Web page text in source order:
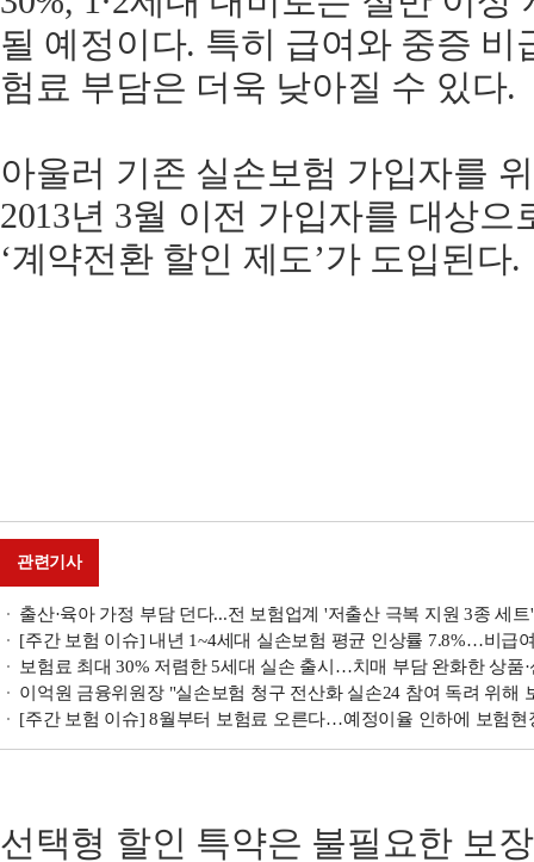
될 예정이다. 특히 급여와 중증 비
험료 부담은 더욱 낮아질 수 있다.
아울러 기존 실손보험 가입자를
2013년 3월 이전 가입자를 대상으
‘계약전환 할인 제도’가 도입된다.
관련기사
출산·육아 가정 부담 던다...전 보험업계 '저출산 극복 지원 3종 세
[주간 보험 이슈] 내년 1~4세대 실손보험 평균 인상률 7.8%…비급
보험료 최대 30% 저렴한 5세대 실손 출시…치매 부담 완화한 상품
이억원 금융위원장 "실손보험 청구 전산화 실손24 참여 독려 위해
[주간 보험 이슈] 8월부터 보험료 오른다…예정이율 인하에 보험현
선택형 할인 특약은 불필요한 보